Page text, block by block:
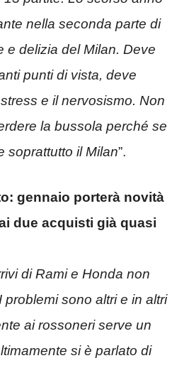
nella seconda parte di
e delizia del Milan. Deve
punti di vista, deve
e il nervosismo. Non
la bussola perché se
soprattutto il Milan”.
gennaio porterà novità
due acquisti già quasi
di Rami e Honda non
problemi sono altri e in altri
ai rossoneri serve un
si è parlato di